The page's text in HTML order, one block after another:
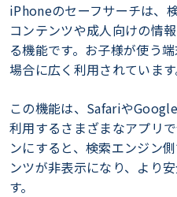
iPhoneのセーフサーチは、
コンテンツや成人向けの情
る機能です。お子様が使う
場合に広く利用されています
この機能は、Safariや
利用するさまざまなアプリ
ンにすると、検索エンジン
ンツが非表示になり、より
す。